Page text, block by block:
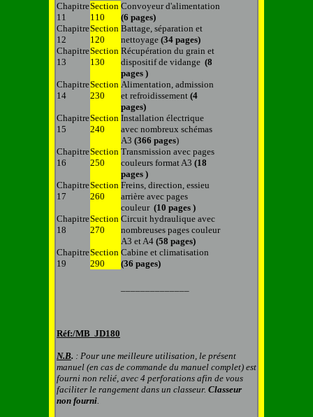
Chapitre
11
Section
110
Convoyeur d'alimentation
(6 pages)
Chapitre
12
Section
120
Battage, séparation et
nettoyage (34 pages)
Chapitre
13
Section
130
Récupération du grain et
dispositif de vidange (8
pages )
Chapitre
14
Section
230
Alimentation, admission
et refroidissement (4
pages)
Chapitre
15
Section
240
Installation électrique
avec nombreux schémas
A3 (366 pages)
Chapitre
16
Section
250
Transmission avec pages
couleurs format A3 (18
pages )
Chapitre
17
Section
260
Freins, direction, essieu
arrière avec pages
couleur (10 pages )
Chapitre
18
Section
270
Circuit hydraulique avec
nombreuses pages couleur
A3 et A4 (58 pages)
Chapitre
19
Section
290
Cabine et climatisation
(36 pages)
Réf:/MB JD180
N.B. : Pour une meilleure utilisation, le présent
manuel (en cas de commande du manuel complet) est
fourni non relié, avec 4 perforations afin de vous
faciliter le rangement dans un classeur. Classeur
non fourni.